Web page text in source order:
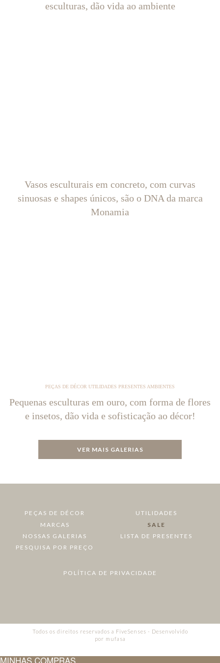
esculturas, dão vida ao ambiente
Vasos esculturais em concreto, com curvas
sinuosas e shapes únicos, são o DNA da marca
Monamia
PEÇAS DE DÉCOR UTILIDADES PRESENTES AMBIENTES
Pequenas esculturas em ouro, com forma de flores
e insetos, dão vida e sofisticação ao décor!
VER MAIS GALERIAS
PEÇAS DE DÉCOR
UTILIDADES
MARCAS
SALE
NOSSAS GALERIAS
LISTA DE PRESENTES
PESQUISA POR PREÇO
POLÍTICA DE PRIVACIDADE
Todos os direitos reservados a FiveSenses - Desenvolvido
por mufasa
MINHAS COMPRAS